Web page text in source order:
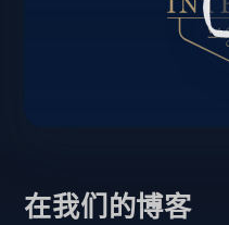
在我们的博客